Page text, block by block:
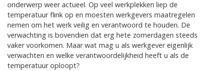
onderwerp weer actueel. Op veel werkplekken liep de
temperatuur flink op en moesten werkgevers maatregelen
nemen om het werk veilig en verantwoord te houden. De
verwachting is bovendien dat erg hete zomerdagen steeds
vaker voorkomen. Maar wat mag u als werkgever eigenlijk
verwachten en welke verantwoordelijkheid heeft u als de
temperatuur oploopt?